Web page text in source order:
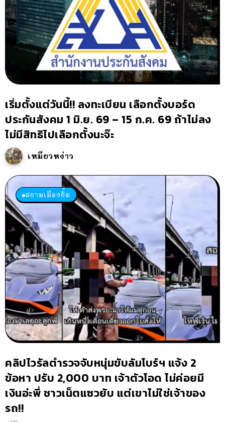
เริ่มตั้งแต่วันนี้!! ลงทะเบียน เลือกตั้งบอร์ด
ประกันสังคม 1 มิ.ย. 69 – 15 ก.ค. 69 ถ้าไม่ลง
ไม่มีสิทธิไปเลือกตั้งนะจ๊ะ
เหมียวหง่าว
สยามเมืองยิ้ม
คลิปไวรัลตำรวจจับหนุ่มขับลัมโบร์ฯ แจ้ง 2
ข้อหา ปรับ 2,000 บาท เจ้าตัวโอด ไม่ค่อยมี
เงินอ่ะพี่ ชาวเน็ตแซวยับ แต่เขาไม่ใช่เจ้าของ
รถ!!